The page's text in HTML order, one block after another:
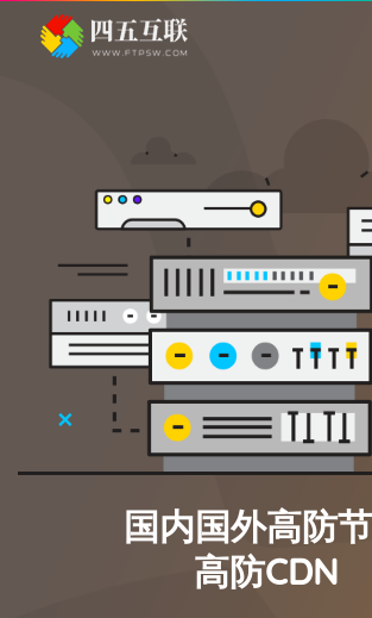
大的专用物理资源
独立物理服务器
还可以购买独享的带宽资
了解更多 现在购买
灵活高效的云托管
弹性云服务器
选择，随时调配您的资源，
有丰富的成长计划等您加
了解更多 现在购买
国内国外高防
高防CDN
强大的
独立物
专用一整
了解更多 现在购买
灵活高
弹性
硬件规格多
随开随毁
了解更多 现在购买